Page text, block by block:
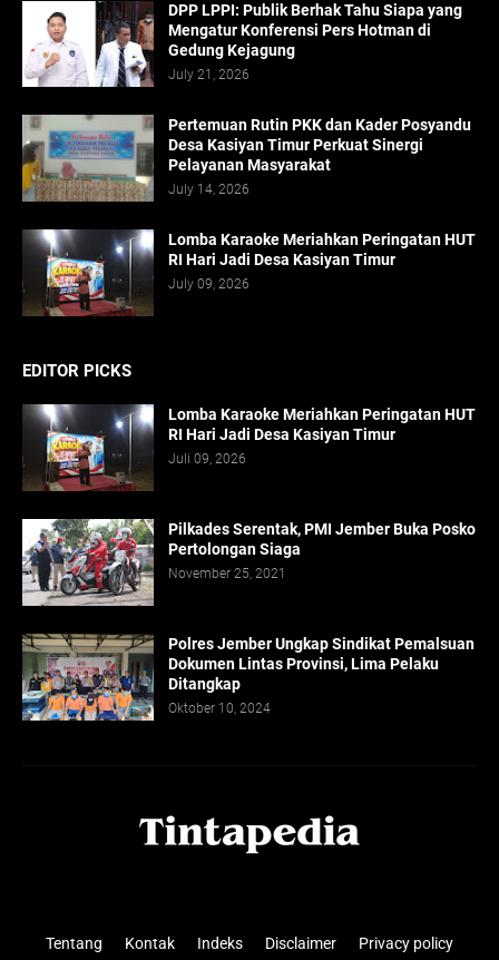
DPP LPPI: Publik Berhak Tahu Siapa yang
Mengatur Konferensi Pers Hotman di
Gedung Kejagung
July 21, 2026
Pertemuan Rutin PKK dan Kader Posyandu
Desa Kasiyan Timur Perkuat Sinergi
Pelayanan Masyarakat
July 14, 2026
Lomba Karaoke Meriahkan Peringatan HUT
RI Hari Jadi Desa Kasiyan Timur
July 09, 2026
EDITOR PICKS
Lomba Karaoke Meriahkan Peringatan HUT
RI Hari Jadi Desa Kasiyan Timur
Juli 09, 2026
Pilkades Serentak, PMI Jember Buka Posko
Pertolongan Siaga
November 25, 2021
Polres Jember Ungkap Sindikat Pemalsuan
Dokumen Lintas Provinsi, Lima Pelaku
Ditangkap
Oktober 10, 2024
Tentang Kontak Indeks Disclaimer Privacy policy